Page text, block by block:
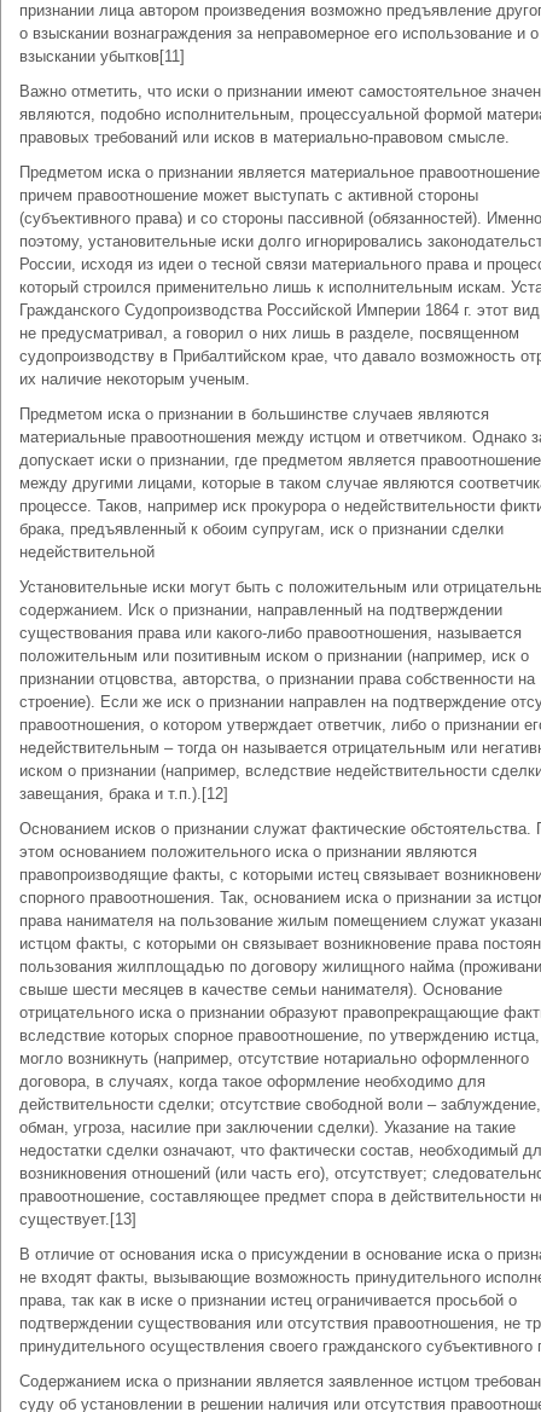
признании лица автором произведения возможно предъявление
о взыскании вознаграждения за неправомерное его использование и о
взыскании убытков[11]
Важно отметить, что иски о признании имеют самостоятельное
являются, подобно исполнительным, процессуальной формой
правовых требований или исков в материально-правовом смысле.
Предметом иска о признании является материальное
причем правоотношение может выступать с активной стороны
(субъективного права) и со стороны пассивной (обязанностей). Именно
поэтому, установительные иски долго игнорировались
России, исходя из идеи о тесной связи материального права и
который строился применительно лишь к исполнительным искам.
Гражданского Судопроизводства Российской Империи 1864 г. этот
не предусматривал, а говорил о них лишь в разделе, посвященном
судопроизводству в Прибалтийском крае, что давало возможность
их наличие некоторым ученым.
Предметом иска о признании в большинстве случаев являются
материальные правоотношения между истцом и ответчиком. Однако
допускает иски о признании, где предметом является правоотношение
между другими лицами, которые в таком случае являются
процессе. Таков, например иск прокурора о недействительности
брака, предъявленный к обоим супругам, иск о признании сделки
недействительной
Установительные иски могут быть с положительным или
содержанием. Иск о признании, направленный на подтверждении
существования права или какого-либо правоотношения, называется
положительным или позитивным иском о признании (например, иск о
признании отцовства, авторства, о признании права собственности на
строение). Если же иск о признании направлен на подтверждение
правоотношения, о котором утверждает ответчик, либо о признании
недействительным – тогда он называется отрицательным или
иском о признании (например, вследствие недействительности
завещания, брака и т.п.).[12]
Основанием исков о признании служат фактические обстоятельства.
этом основанием положительного иска о признании являются
правопроизводящие факты, с которыми истец связывает
спорного правоотношения. Так, основанием иска о признании за
права нанимателя на пользование жилым помещением служат
истцом факты, с которыми он связывает возникновение права
пользования жилплощадью по договору жилищного найма
свыше шести месяцев в качестве семьи нанимателя). Основание
отрицательного иска о признании образуют правопрекращающие
вследствие которых спорное правоотношение, по утверждению
могло возникнуть (например, отсутствие нотариально оформленного
договора, в случаях, когда такое оформление необходимо для
действительности сделки; отсутствие свободной воли – заблуждение,
обман, угроза, насилие при заключении сделки). Указание на такие
недостатки сделки означают, что фактически состав, необходимый
возникновения отношений (или часть его), отсутствует;
правоотношение, составляющее предмет спора в действительности
существует.[13]
В отличие от основания иска о присуждении в основание иска о
не входят факты, вызывающие возможность принудительного
права, так как в иске о признании истец ограничивается просьбой о
подтверждении существования или отсутствия правоотношения, не
принудительного осуществления своего гражданского субъективного
Содержанием иска о признании является заявленное истцом
суду об установлении в решении наличия или отсутствия